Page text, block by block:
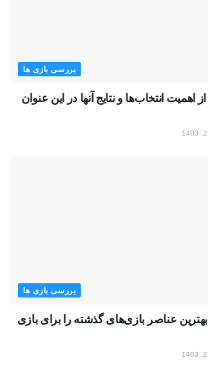
بررسی بازی ها
توسعه دهنده Avowed از اهمیت انتخاب‌ها و نتایج آنها در این عنوان
بررسی بازی ها
تیم توسعه Battlefield بهترین عناصر بازی‌های گذشته را برای بازی